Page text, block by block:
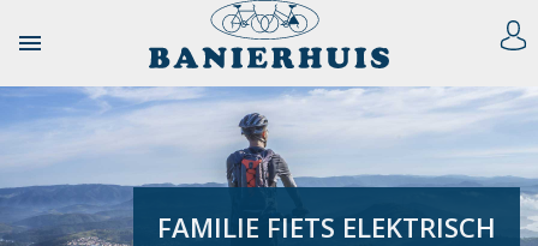

FAMILIE FIETS ELEKTRISCH